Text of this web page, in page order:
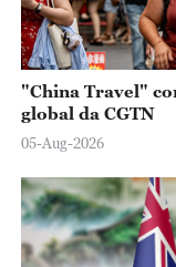
"China Travel"
global da CGTN
05-Aug-2026